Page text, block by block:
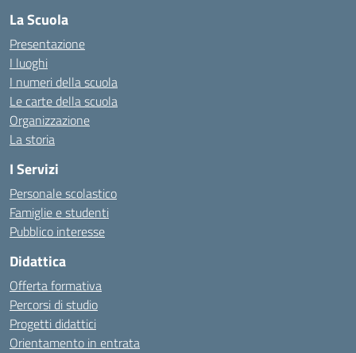
La Scuola
Presentazione
I luoghi
I numeri della scuola
Le carte della scuola
Organizzazione
La storia
I Servizi
Personale scolastico
Famiglie e studenti
Pubblico interesse
Didattica
Offerta formativa
Percorsi di studio
Progetti didattici
Orientamento in entrata